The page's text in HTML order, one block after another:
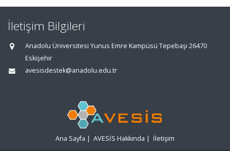
İletişim Bilgileri
Anadolu Üniversitesi Yunus Emre Kampüsü Tepebaşı 26470
Eskişehir
avesisdestek@anadolu.edu.tr
Ana Sayfa | AVESİS Hakkında | İletişim